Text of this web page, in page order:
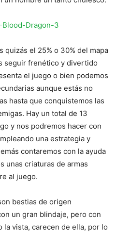
quizás el 25% o 30% del mapa
seguir frenético y divertido
el juego o bien podemos
aunque estás no
hasta que conquistemos las
Hay un total de 13
y nos podremos hacer con
una estrategia y
contaremos con la ayuda
unas criaturas de armas
al juego.
bestias de origen
un gran blindaje, pero con
la vista, carecen de ella, por lo